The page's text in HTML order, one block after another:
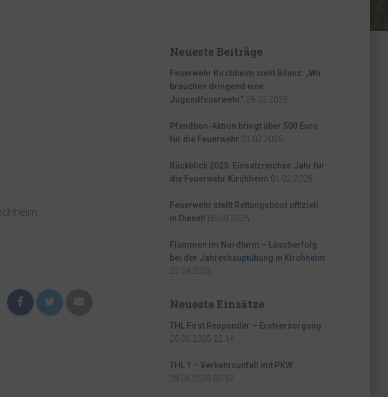
Neueste Beiträge
Feuerwehr Kirchheim zieht Bilanz: „Wir
brauchen dringend eine
Jugendfeuerwehr“ 26.02.2026
Pfandbon-Aktion bringt über 500 Euro
für die Feuerwehr 01.02.2026
Rückblick 2025: Einsatzreiches Jahr für
die Feuerwehr Kirchheim 01.02.2026
Feuerwehr stellt Rettungsboot offiziell
in Dienst! 05.09.2025
Flammen im Nordturm – Löscherfolg
bei der Jahreshauptübung in Kirchheim
22.04.2025
Neueste Einsätze
THL First Responder – Erstversorgung
25.06.2026 22:14
THL 1 – Verkehrsunfall mit PKW
25.06.2026 00:57